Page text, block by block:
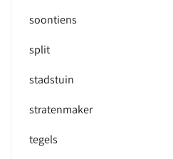
soontiens
split
stadstuin
stratenmaker
tegels